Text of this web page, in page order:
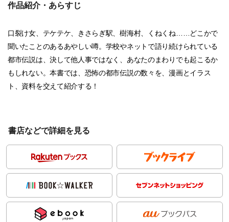
作品紹介・あらすじ
口裂け女、テケテケ、きさらぎ駅、樹海村、くねくね……どこかで
聞いたことのあるあやしい噂。学校やネットで語り続けられている
都市伝説は、決して他人事ではなく、あなたのまわりでも起こるか
もしれない。本書では、恐怖の都市伝説の数々を、漫画とイラス
ト、資料を交えて紹介する！
書店などで詳細を見る